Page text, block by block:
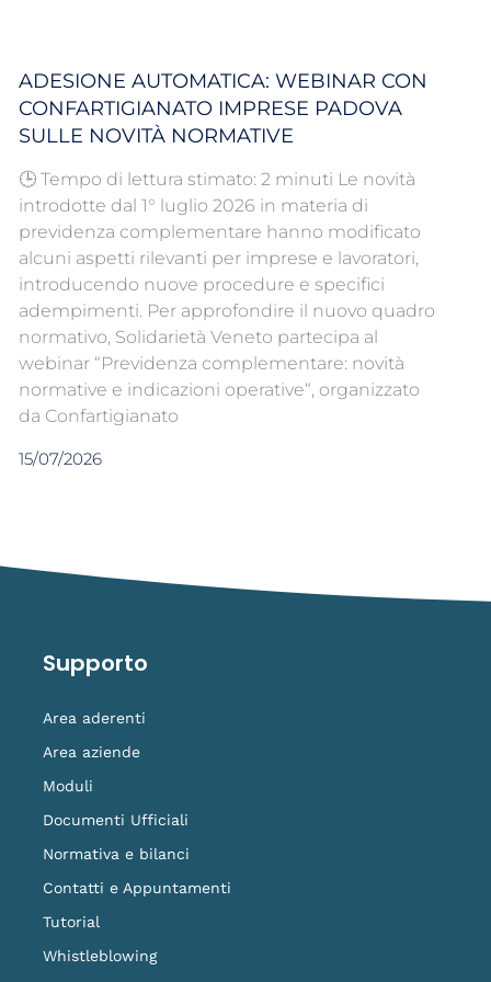
ADESIONE AUTOMATICA: WEBINAR CON
CONFARTIGIANATO IMPRESE PADOVA
SULLE NOVITÀ NORMATIVE
🕒 Tempo di lettura stimato: 2 minuti Le novità
introdotte dal 1° luglio 2026 in materia di
previdenza complementare hanno modificato
alcuni aspetti rilevanti per imprese e lavoratori,
introducendo nuove procedure e specifici
adempimenti. Per approfondire il nuovo quadro
normativo, Solidarietà Veneto partecipa al
webinar “Previdenza complementare: novità
normative e indicazioni operative“, organizzato
da Confartigianato
15/07/2026
Supporto
Area aderenti
Area aziende
Moduli
Documenti Ufficiali
Normativa e bilanci
Contatti e Appuntamenti
Tutorial
Whistleblowing